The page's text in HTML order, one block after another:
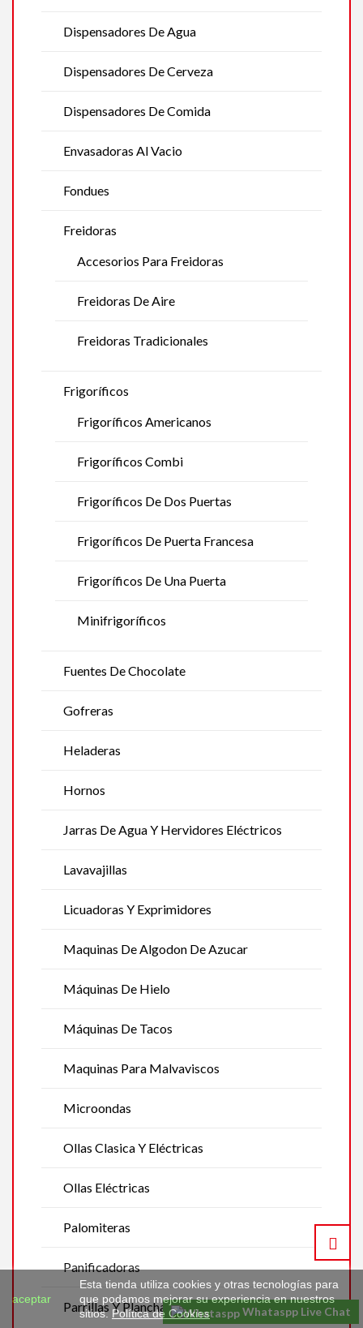
Dispensadores De Agua
Dispensadores De Cerveza
Dispensadores De Comida
Envasadoras Al Vacio
Fondues
Freidoras
Accesorios Para Freidoras
Freidoras De Aire
Freidoras Tradicionales
Frigoríficos
Frigoríficos Americanos
Frigoríficos Combi
Frigoríficos De Dos Puertas
Frigoríficos De Puerta Francesa
Frigoríficos De Una Puerta
Minifrigoríficos
Fuentes De Chocolate
Gofreras
Heladeras
Hornos
Jarras De Agua Y Hervidores Eléctricos
Lavavajillas
Licuadoras Y Exprimidores
Maquinas De Algodon De Azucar
Máquinas De Hielo
Máquinas De Tacos
Maquinas Para Malvaviscos
Microondas
Ollas Clasica Y Eléctricas
Ollas Eléctricas
Palomiteras
Panificadoras
Parrillas Y Planchas Eléctricas
aceptar
Esta tienda utiliza cookies y otras tecnologías para
que podamos mejorar su experiencia en nuestros
sitios. Política de Cookies Whataspp Live Chat